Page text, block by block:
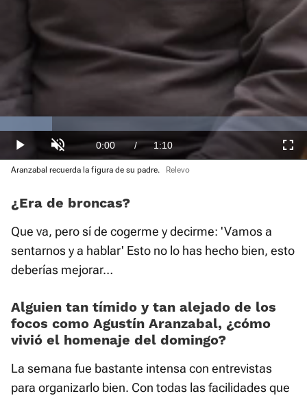
Play Unmute Current
Time
0:00 / Duration
1:10
:
16.88%
Aranzabal recuerda la figura de su padre. Relevo
¿Era de broncas?
Que va, pero sí de cogerme y decirme: 'Vamos a
sentarnos y a hablar' Esto no lo has hecho bien, esto
deberías mejorar…
Alguien tan tímido y tan alejado de los
focos como Agustín Aranzabal, ¿cómo
vivió el homenaje del domingo?
La semana fue bastante intensa con entrevistas
para organizarlo bien. Con todas las facilidades que